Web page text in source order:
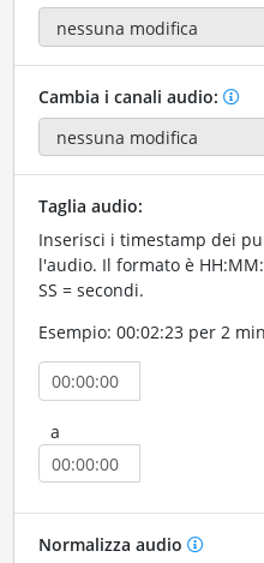
Cambia i canali audio:
Taglia audio:
Inserisci i timestamp dei
l'audio. Il formato è
SS = secondi.
Esempio: 00:02:23 per 2
a
Normalizza audio